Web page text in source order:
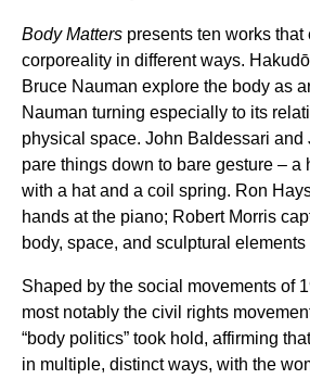
Body Matters presents ten works that
corporeality in different ways.
Bruce Nauman explore the body as
Nauman turning especially to its
physical space. John Baldessari and
pare things down to bare gesture – a
with a hat and a coil spring. Ron
hands at the piano; Robert Morris
body, space, and sculptural
Shaped by the social movements of
most notably the civil rights
“body politics” took hold, affirming
in multiple, distinct ways, with the